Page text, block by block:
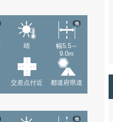
晴
幅5.5～
9.0m
他
交差点付近 都道府県道
他